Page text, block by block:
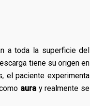
a toda la superficie del
tiene su origen en
el paciente experimenta
auray realmente se